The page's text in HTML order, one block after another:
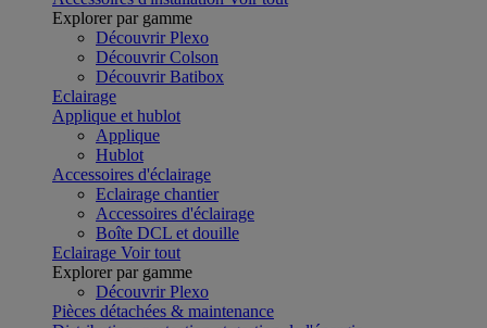
Explorer par gamme
Découvrir Plexo
Découvrir Colson
Découvrir Batibox
Eclairage
Applique et hublot
Applique
Hublot
Accessoires d'éclairage
Eclairage chantier
Accessoires d'éclairage
Boîte DCL et douille
Eclairage Voir tout
Explorer par gamme
Découvrir Plexo
Pièces détachées & maintenance